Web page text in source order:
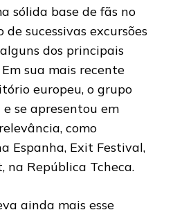
sólida base de fãs no
sucessivas excursões
dos principais
sua mais recente
europeu, o grupo
se apresentou em
como
Espanha, Exit Festival,
na República Tcheca.
ainda mais esse